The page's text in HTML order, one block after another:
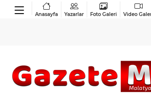
Anasayfa Yazarlar Foto Galeri Video